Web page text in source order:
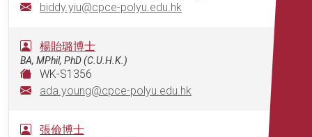
biddy.yiu@cpce-polyu.edu.hk
楊貽璐博士
BA, MPhil, PhD (C.U.H.K.)
WK-S1356
ada.young@cpce-polyu.edu.hk
張儉博士